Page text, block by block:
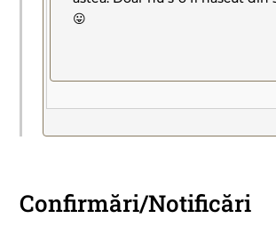
😛
Confirmări/Notificări